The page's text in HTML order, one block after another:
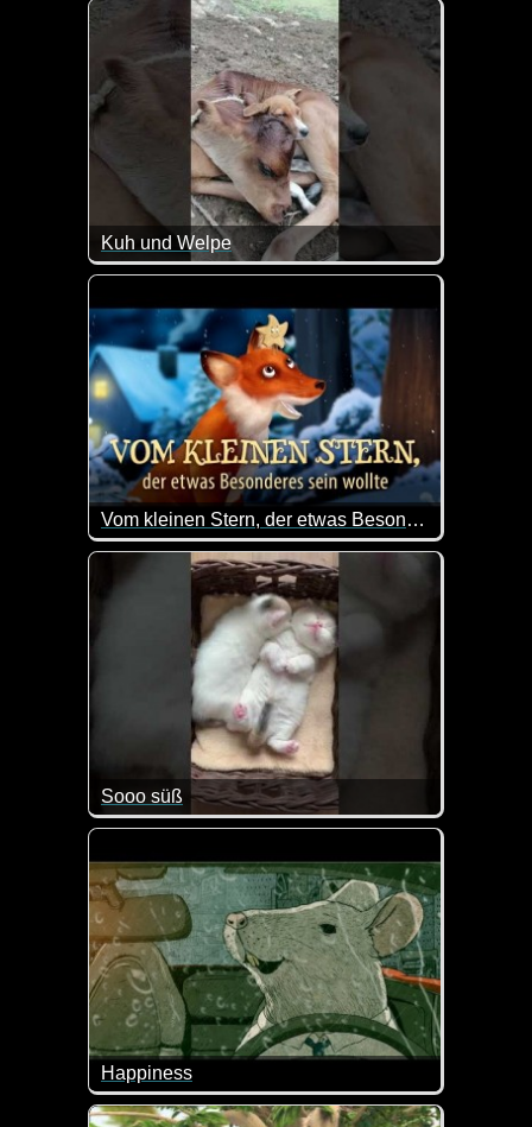
Kuh und Welpe
Die Beiden sind doch super lieb miteinander.
Vom kleinen Stern, der etwas Besonderes sein wollte
Der kleine Stern möchte das schönste Plätzchen
Sooo süß
Sind diese Kätzchen nicht super niedlich?
Happiness
Glücklich wird man nicht, wenn man sein ganzes